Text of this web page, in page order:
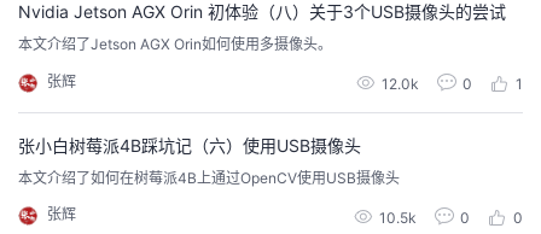
Nvidia Jetson AGX Orin 初体验（八）关于3个USB摄像头的尝试
本文介绍了Jetson AGX Orin如何使用多摄像头。
张辉 12.0k 0 1
张小白树莓派4B踩坑记（六）使用USB摄像头
本文介绍了如何在树莓派4B上通过OpenCV使用USB摄像头
张辉 10.5k 0 0